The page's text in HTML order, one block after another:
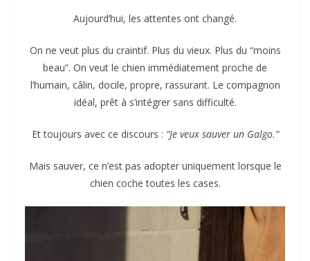
Aujourd’hui, les attentes ont changé.
On ne veut plus du craintif. Plus du vieux. Plus du “moins
beau”. On veut le chien immédiatement proche de
l’humain, câlin, docile, propre, rassurant. Le compagnon
idéal, prêt à s’intégrer sans difficulté.
Et toujours avec ce discours : “Je veux sauver un Galgo.”
Mais sauver, ce n’est pas adopter uniquement lorsque le
chien coche toutes les cases.